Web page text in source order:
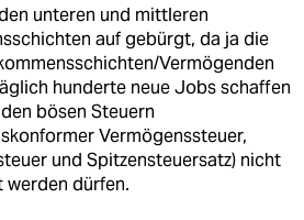
unteren und mittleren
auf gebürgt, da ja die
Vermögenden
hunderte neue Jobs schaffen
bösen Steuern
Vermögenssteuer,
und Spitzensteuersatz) nicht
werden dürfen.